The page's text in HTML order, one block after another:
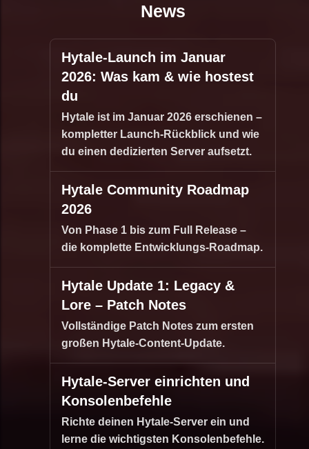
News
Hytale-Launch im Januar
2026: Was kam & wie hostest
du
Hytale ist im Januar 2026 erschienen –
kompletter Launch-Rückblick und wie
du einen dedizierten Server aufsetzt.
Hytale Community Roadmap
2026
Von Phase 1 bis zum Full Release –
die komplette Entwicklungs-Roadmap.
Hytale Update 1: Legacy &
Lore – Patch Notes
Vollständige Patch Notes zum ersten
großen Hytale-Content-Update.
Hytale-Server einrichten und
Konsolenbefehle
Richte deinen Hytale-Server ein und
lerne die wichtigsten Konsolenbefehle.